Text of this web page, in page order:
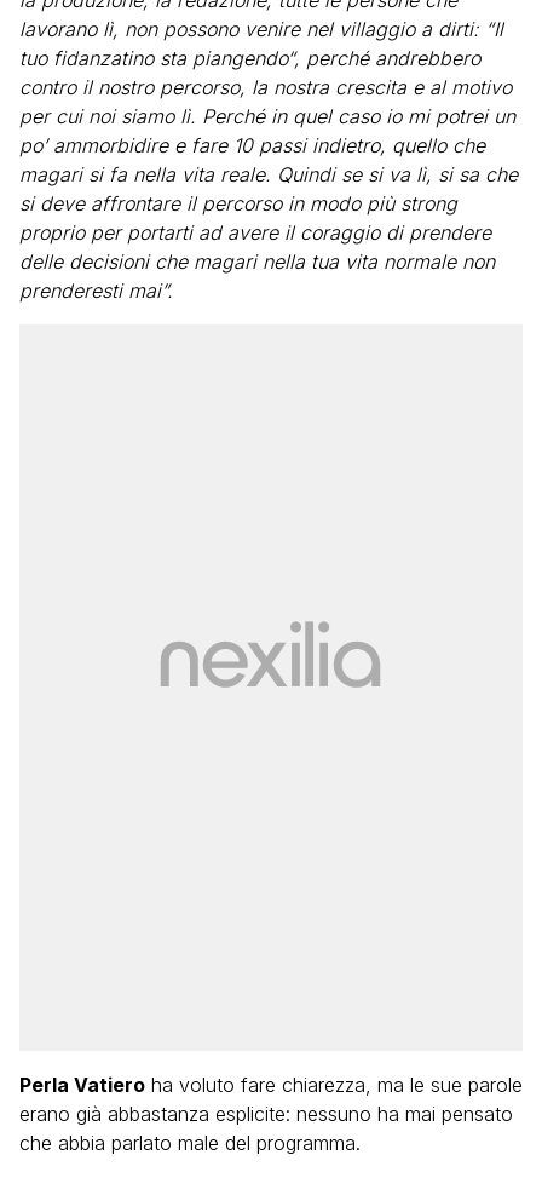
lavorano lì, non possono venire nel villaggio a dirti: “Il
tuo fidanzatino sta piangendo“, perché andrebbero
contro il nostro percorso, la nostra crescita e al motivo
per cui noi siamo lì. Perché in quel caso io mi potrei un
po’ ammorbidire e fare 10 passi indietro, quello che
magari si fa nella vita reale. Quindi se si va lì, si sa che
si deve affrontare il percorso in modo più strong
proprio per portarti ad avere il coraggio di prendere
delle decisioni che magari nella tua vita normale non
prenderesti mai”.
Perla Vatiero ha voluto fare chiarezza, ma le sue parole
erano già abbastanza esplicite: nessuno ha mai pensato
che abbia parlato male del programma.